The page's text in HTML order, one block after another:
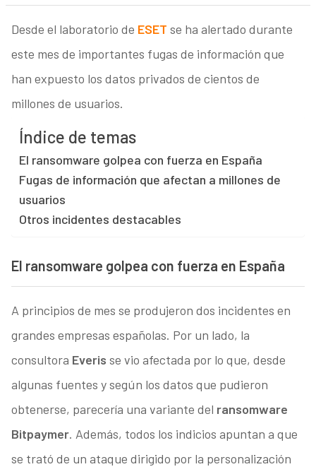
Desde el laboratorio de ESET se ha alertado durante
este mes de importantes fugas de información que
han expuesto los datos privados de cientos de
millones de usuarios.
Índice de temas
El ransomware golpea con fuerza en España
Fugas de información que afectan a millones de
usuarios
Otros incidentes destacables
El ransomware golpea con fuerza en España
A principios de mes se produjeron dos incidentes en
grandes empresas españolas. Por un lado, la
consultora Everis se vio afectada por lo que, desde
algunas fuentes y según los datos que pudieron
obtenerse, parecería una variante del ransomware
Bitpaymer. Además, todos los indicios apuntan a que
se trató de un ataque dirigido por la personalización